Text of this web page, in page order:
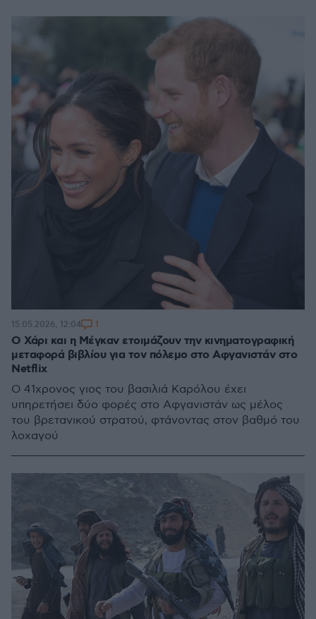
Ο Χάρι και η Μέγκαν ετοιμάζουν την κινηματογραφική
μεταφορά βιβλίου για τον πόλεμο στο Αφγανιστάν στο
Netflix
Ο 41χρονος γιος του βασιλιά Καρόλου έχει
υπηρετήσει δύο φορές στο Αφγανιστάν ως μέλος
του βρετανικού στρατού, φτάνοντας στον βαθμό του
λοχαγού
15.05.2026, 12:04 1